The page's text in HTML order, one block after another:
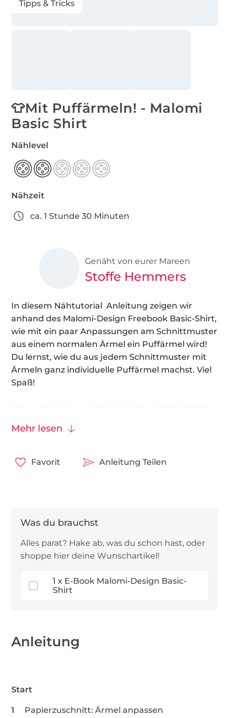
Tipps & Tricks
👕Mit Puffärmeln! - Malomi
Basic Shirt
Nählevel
Nähzeit
ca. 1 Stunde 30 Minuten
Genäht von eurer Mareen
Stoffe Hemmers
In diesem Nähtutorial Anleitung zeigen wir
anhand des Malomi-Design Freebook Basic-Shirt,
wie mit ein paar Anpassungen am Schnittmuster
aus einem normalen Ärmel ein Puffärmel wird!
Du lernst, wie du aus jedem Schnittmuster mit
Ärmeln ganz individuelle Puffärmel machst. Viel
Spaß!
Basic Shirt
Mehr lesen
Favorit Anleitung Teilen
Alles parat? Hake ab, was du schon hast, oder
shoppe hier deine Wunschartikel!
1 x E-Book Malomi-Design Basic-
Shirt
Anleitung
Start
Papierzuschnitt: Ärmel anpassen